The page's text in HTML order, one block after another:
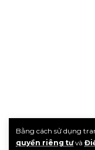
Bằng cách sử dụng
quyền riêng tưvà